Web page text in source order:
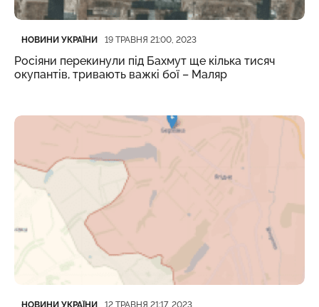
Категорія
НОВИНИ УКРАЇНИ
Дата публікації 19 ТРАВНЯ 21:00, 2023
Росіяни перекинули під Бахмут ще кілька тисяч
окупантів, тривають важкі бої – Маляр
Категорія
НОВИНИ УКРАЇНИ
Дата публікації 12 ТРАВНЯ 21:17, 2023